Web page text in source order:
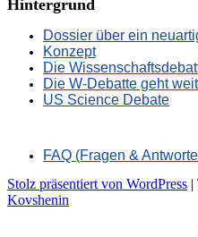
Hintergrund
Dossier über ein
Konzept
Die
Die W-Debatte geht
US Science Debate
FAQ (Fragen &
Stolz präsentiert von WordPress |
Kovshenin